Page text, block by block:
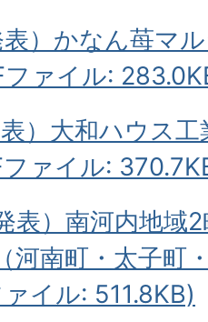
表）かなん苺マ
ファイル:
表）大和ハウス
ァイル:
表）南河内地域
河南町・太子町
イル: 511.8KB)